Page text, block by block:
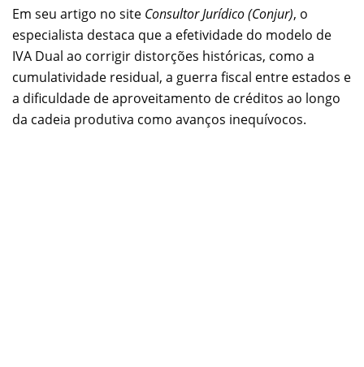
Em seu artigo no site Consultor Jurídico (Conjur), o
especialista destaca que a efetividade do modelo de
IVA Dual ao corrigir distorções históricas, como a
cumulatividade residual, a guerra fiscal entre estados e
a dificuldade de aproveitamento de créditos ao longo
da cadeia produtiva como avanços inequívocos.